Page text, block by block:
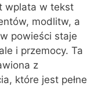
wplata w tekst
modlitw, a
powieści staje
i przemocy. Ta
z
które jest pełne